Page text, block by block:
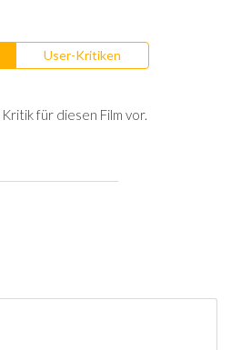
User-Kritiken
für diesen Film vor.